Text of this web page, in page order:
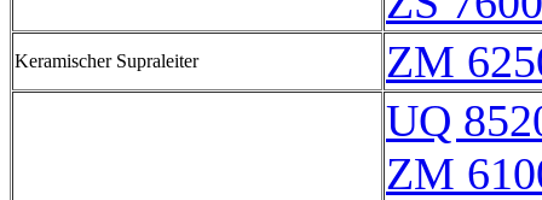
Keramischer Supraleiter ZM
UQ
ZM